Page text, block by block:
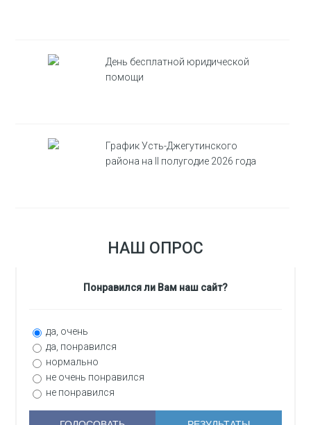
День бесплатной юридической
помощи
График Усть-Джегутинского
района на II полугодие 2026 года
НАШ ОПРОС
Понравился ли Вам наш сайт?
да, очень
да, понравился
нормально
не очень понравился
не понравился